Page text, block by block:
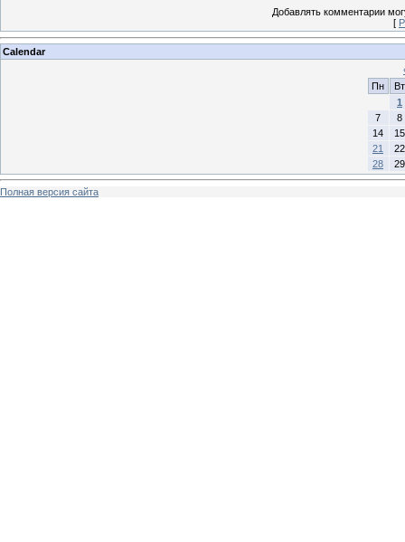
Добавлять комментарии
[
Calendar
Пн
Вт
1
7
8
14
15
21
22
28
29
Полная версия сайта